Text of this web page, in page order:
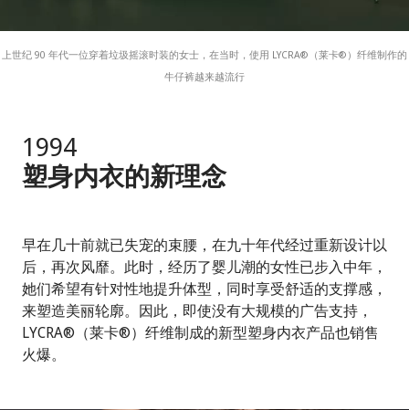
上世纪 90 年代一位穿着垃圾摇滚时装的女士，在当时，使用 LYCRA®（莱卡®）纤维制作的
牛仔裤越来越流行
1994
塑身内衣的新理念
早在几十前就已失宠的束腰，在九十年代经过重新设计以
后，再次风靡。此时，经历了婴儿潮的女性已步入中年，
她们希望有针对性地提升体型，同时享受舒适的支撑感，
来塑造美丽轮廓。因此，即使没有大规模的广告支持，
LYCRA®（莱卡®）纤维制成的新型塑身内衣产品也销售
火爆。